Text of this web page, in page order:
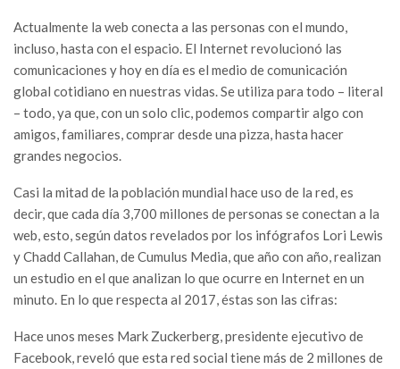
Actualmente la web conecta a las personas con el mundo,
incluso, hasta con el espacio. El Internet revolucionó las
comunicaciones y hoy en día es el medio de comunicación
global cotidiano en nuestras vidas. Se utiliza para todo – literal
– todo, ya que, con un solo clic, podemos compartir algo con
amigos, familiares, comprar desde una pizza, hasta hacer
grandes negocios.
Casi la mitad de la población mundial hace uso de la red, es
decir, que cada día 3,700 millones de personas se conectan a la
web, esto, según datos revelados por los infógrafos Lori Lewis
y Chadd Callahan, de Cumulus Media, que año con año, realizan
un estudio en el que analizan lo que ocurre en Internet en un
minuto. En lo que respecta al 2017, éstas son las cifras:
Hace unos meses Mark Zuckerberg, presidente ejecutivo de
Facebook, reveló que esta red social tiene más de 2 millones de